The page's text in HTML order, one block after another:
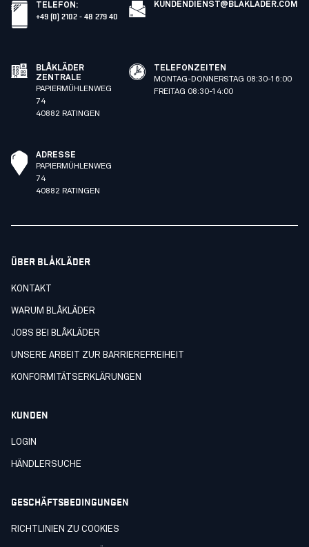
TELEFON :
+49 (0) 2102 - 48 279 40
KUNDENDIENST@BLAKLADER.COM
BLÅKLÄDER
ZENTRALE
PAPIERMÜHLENWEG
74
40882 RATINGEN
TELEFONZEITEN
MONTAG-DONNERSTAG 08:30-16:00
FREITAG 08:30-14:00
ADRESSE
PAPIERMÜHLENWEG
74
40882 RATINGEN
ÜBER BLÅKLÄDER
KONTAKT
WARUM BLÅKLÄDER
JOBS BEI BLÅKLÄDER
UNSERE ARBEIT ZUR BARRIEREFREIHEIT
KONFORMITÄTSERKLÄRUNGEN
KUNDEN
LOGIN
HÄNDLERSUCHE
GESCHÄFTSBEDINGUNGEN
RICHTLINIEN ZU COOKIES